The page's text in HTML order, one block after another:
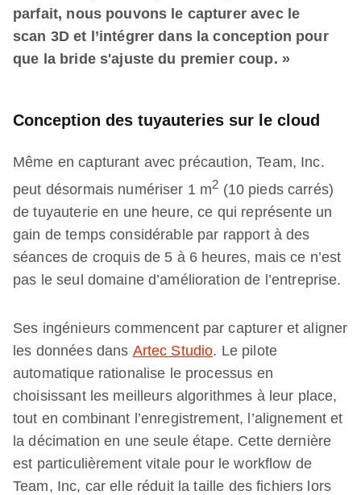
parfait, nous pouvons le capturer avec le
scan 3D et l’intégrer dans la conception pour
que la bride s'ajuste du premier coup. »
Conception des tuyauteries sur le cloud
Même en capturant avec précaution, Team, Inc.
peut désormais numériser 1 m2 (10 pieds carrés)
de tuyauterie en une heure, ce qui représente un
gain de temps considérable par rapport à des
séances de croquis de 5 à 6 heures, mais ce n’est
pas le seul domaine d’amélioration de l’entreprise.
Ses ingénieurs commencent par capturer et aligner
les données dans Artec Studio. Le pilote
automatique rationalise le processus en
choisissant les meilleurs algorithmes à leur place,
tout en combinant l’enregistrement, l’alignement et
la décimation en une seule étape. Cette dernière
est particulièrement vitale pour le workflow de
Team, Inc, car elle réduit la taille des fichiers lors